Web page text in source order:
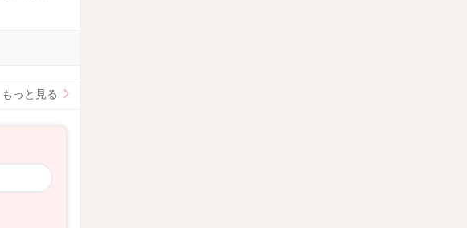
もっと見る